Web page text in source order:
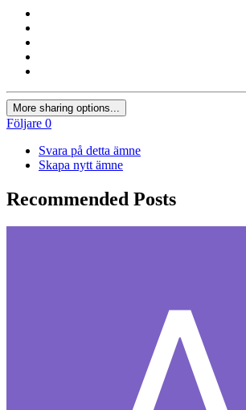
More sharing options...
Följare 0
Svara på detta ämne
Skapa nytt ämne
Recommended Posts